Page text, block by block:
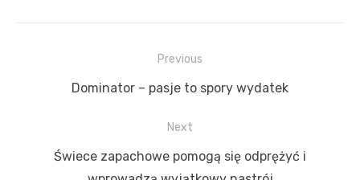
Previous
Previous
Dominator – pasje to spory wydatek
Next
Świece zapachowe pomogą się odprężyć i